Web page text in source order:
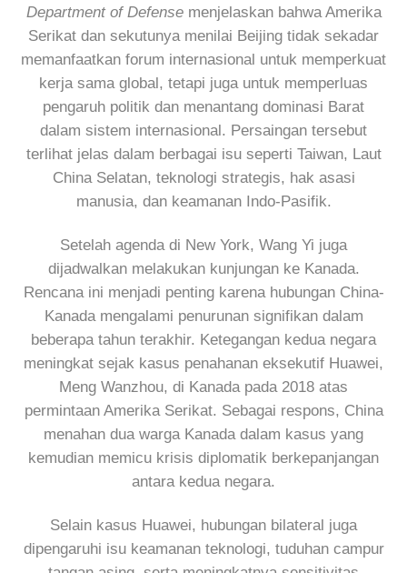
Department of Defensemenjelaskan bahwa Amerika
Serikat dan sekutunya menilai Beijing tidak sekadar
memanfaatkan forum internasional untuk memperkuat
kerja sama global, tetapi juga untuk memperluas
pengaruh politik dan menantang dominasi Barat
dalam sistem internasional. Persaingan tersebut
terlihat jelas dalam berbagai isu seperti Taiwan, Laut
China Selatan, teknologi strategis, hak asasi
manusia, dan keamanan Indo-Pasifik.
Setelah agenda di New York, Wang Yi juga
dijadwalkan melakukan kunjungan ke Kanada.
Rencana ini menjadi penting karena hubungan China-
Kanada mengalami penurunan signifikan dalam
beberapa tahun terakhir. Ketegangan kedua negara
meningkat sejak kasus penahanan eksekutif Huawei,
Meng Wanzhou, di Kanada pada 2018 atas
permintaan Amerika Serikat. Sebagai respons, China
menahan dua warga Kanada dalam kasus yang
kemudian memicu krisis diplomatik berkepanjangan
antara kedua negara.
Selain kasus Huawei, hubungan bilateral juga
dipengaruhi isu keamanan teknologi, tuduhan campur